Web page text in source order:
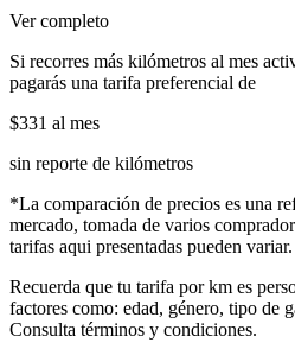
Ver completo
Si recorres más kilómetros al mes
pagarás una tarifa preferencial de
$331 al mes
sin reporte de kilómetros
*La comparación de precios es una
mercado, tomada de varios
tarifas aqui presentadas pueden variar.
Recuerda que tu tarifa por km es
factores como: edad, género, tipo de
Consulta términos y condiciones.